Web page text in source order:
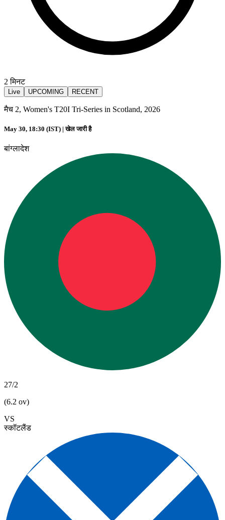
2 मिनट
Live UPCOMING RECENT
मैच 2, Women's T20I Tri-Series in Scotland, 2026
May 30, 18:30 (IST) |खेल जारी है
बांग्लादेश
27/2
(6.2 ov)
VS
स्कॉटलैंड